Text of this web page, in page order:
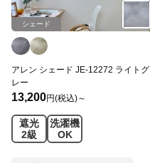
シェード
アレン シェード JE-12272 ライトグ
レー
13,200円(税込)～
遮光
2級
洗濯機
OK